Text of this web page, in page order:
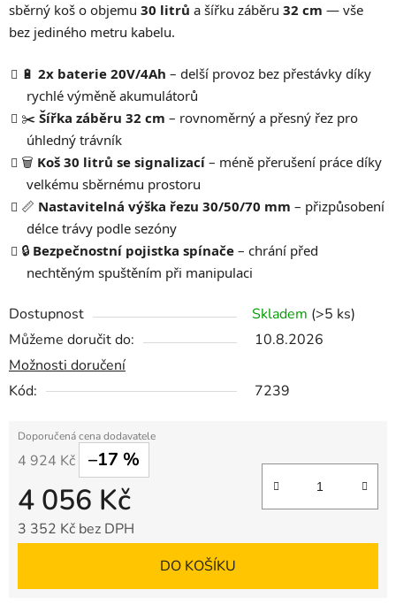
sběrný koš o objemu 30 litrů a šířku záběru 32 cm — vše
bez jediného metru kabelu.
🔋 2x baterie 20V/4Ah – delší provoz bez přestávky díky
rychlé výměně akumulátorů
✂️ Šířka záběru 32 cm – rovnoměrný a přesný řez pro
úhledný trávník
🗑️ Koš 30 litrů se signalizací – méně přerušení práce díky
velkému sběrnému prostoru
📏 Nastavitelná výška řezu 30/50/70 mm – přizpůsobení
délce trávy podle sezóny
🔒 Bezpečnostní pojistka spínače – chrání před
nechtěným spuštěním při manipulaci
Dostupnost Skladem (>5 ks)
Můžeme doručit do:
10.8.2026
Možnosti doručení
Kód:
7239
4 924 Kč –17 %
4 056 Kč
3 352 Kč bez DPH
DO KOŠÍKU